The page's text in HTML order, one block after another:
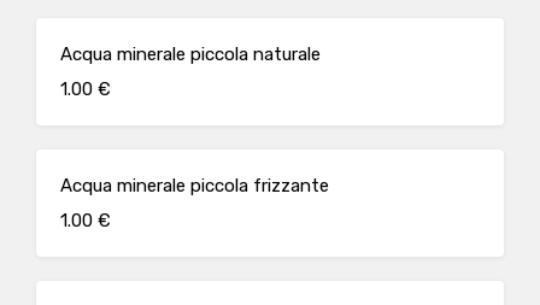
Acqua minerale piccola naturale
1.00 €
Acqua minerale piccola frizzante
1.00 €